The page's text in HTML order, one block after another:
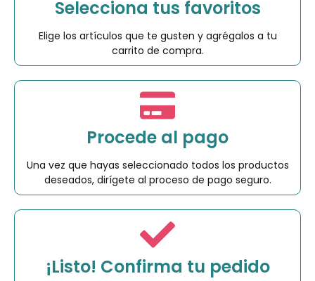
Selecciona tus favoritos
Elige los artículos que te gusten y agrégalos a tu
carrito de compra.
Procede al pago
Una vez que hayas seleccionado todos los productos
deseados, dirígete al proceso de pago seguro.
¡Listo! Confirma tu pedido